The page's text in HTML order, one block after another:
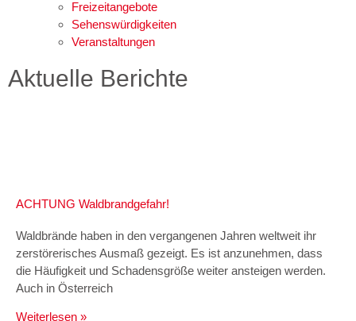
Freizeitangebote
Sehenswürdigkeiten
Veranstaltungen
Aktuelle Berichte
ACHTUNG Waldbrandgefahr!
Waldbrände haben in den vergangenen Jahren weltweit ihr
zerstörerisches Ausmaß gezeigt. Es ist anzunehmen, dass
die Häufigkeit und Schadensgröße weiter ansteigen werden.
Auch in Österreich
Weiterlesen »